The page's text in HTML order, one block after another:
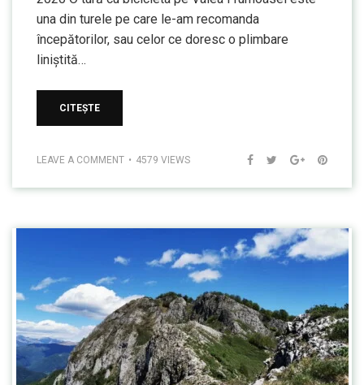
una din turele pe care le-am recomanda
începătorilor, sau celor ce doresc o plimbare
liniștită…
CITEȘTE
LEAVE A COMMENT 4579 VIEWS